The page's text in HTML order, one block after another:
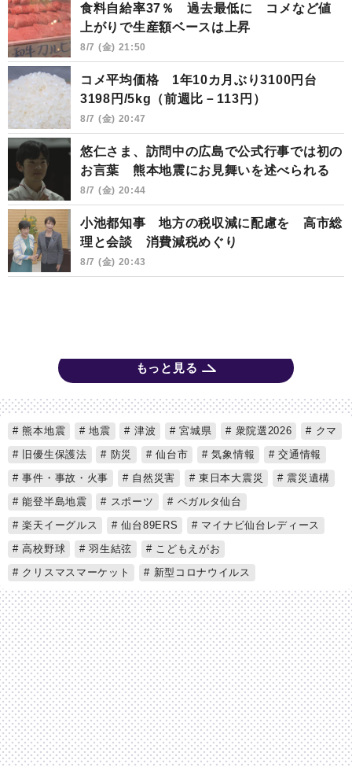
食料自給率37％ 過去最低に コメなど値
上がりで生産額ベースは上昇
8/7 (金) 21:50
コメ平均価格 1年10カ月ぶり3100円台
3198円/5kg（前週比－113円）
8/7 (金) 20:47
悠仁さま、訪問中の広島で公式行事では初の
お言葉 熊本地震にお見舞いを述べられる
8/7 (金) 20:44
小池都知事 地方の税収減に配慮を 高市総
理と会談 消費減税めぐり
8/7 (金) 20:43
もっと見る
熊本地震 地震 津波 宮城県 衆院選2026
クマ
旧優生保護法
防災 仙台市 気象情報
交通情報
事件・事故・火事
自然災害 東日本大震災
震災遺構
能登半島地震
スポーツ
ベガルタ仙台
楽天イーグルス
仙台89ERS
マイナビ仙台レディース
高校野球
羽生結弦
こどもえがお
クリスマスマーケット
新型コロナウイルス